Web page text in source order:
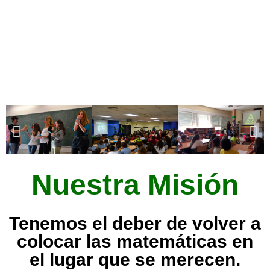
Nuestra Misión
Tenemos el deber de volver a
colocar las matemáticas en
el lugar que se merecen.